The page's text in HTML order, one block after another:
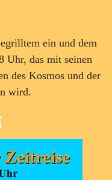
ein und dem
Uhr, das mit seinen
des Kosmos und der
wird.